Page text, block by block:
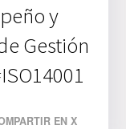
y
Gestión
EN X